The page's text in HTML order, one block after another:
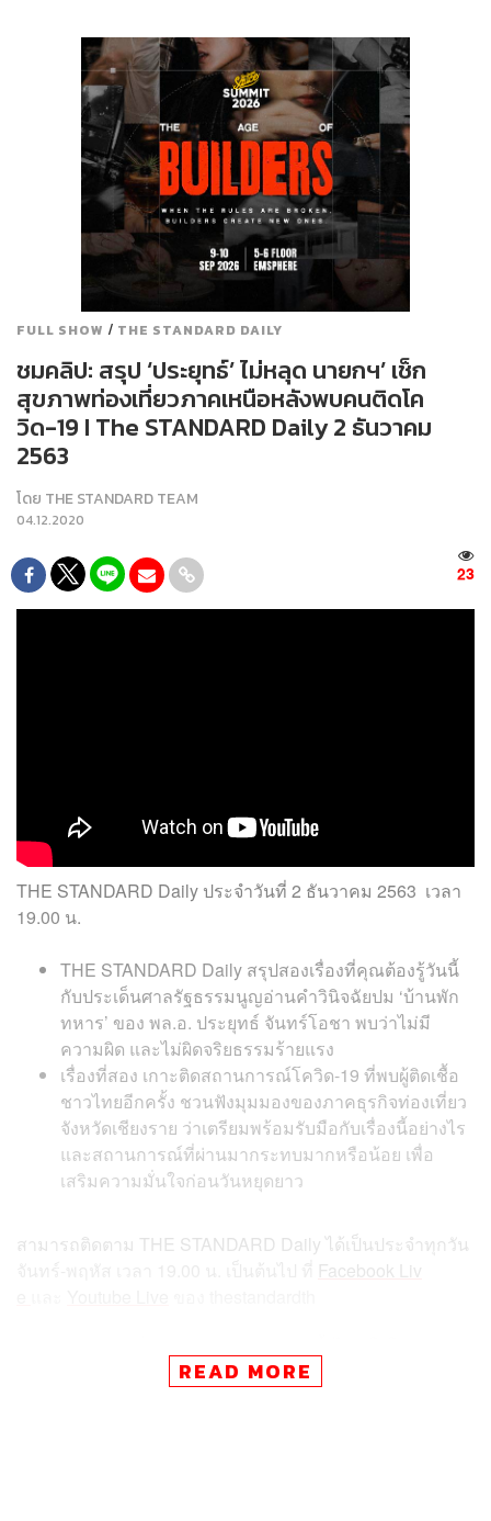
FULL SHOW / THE STANDARD DAILY
ชมคลิป: สรุป ‘ประยุทธ์’ ไม่หลุด นายกฯ’ เช็ก
สุขภาพท่องเที่ยวภาคเหนือหลังพบคนติดโค
วิด-19 I The STANDARD Daily 2 ธันวาคม
2563
โดย THE STANDARD TEAM
04.12.2020
23
THE STANDARD Daily ประจำวันที่ 2 ธันวาคม 2563 เวลา
19.00 น.
THE STANDARD Daily สรุปสองเรื่องที่คุณต้องรู้วันนี้
กับประเด็นศาลรัฐธรรมนูญอ่านคำวินิจฉัยปม ‘บ้านพัก
ทหาร’ ของ พล.อ. ประยุทธ์ จันทร์โอชา พบว่าไม่มี
ความผิด และไม่ผิดจริยธรรมร้ายแรง
เรื่องที่สอง เกาะติดสถานการณ์โควิด-19 ที่พบผู้ติดเชื้อ
ชาวไทยอีกครั้ง ชวนฟังมุมมองของภาคธุรกิจท่องเที่ยว
จังหวัดเชียงราย ว่าเตรียมพร้อมรับมือกับเรื่องนี้อย่างไร
และสถานการณ์ที่ผ่านมากระทบมากหรือน้อย เพื่อ
เสริมความมั่นใจก่อนวันหยุดยาว
สามารถติดตาม THE STANDARD Daily ได้เป็นประจำทุกวัน
Facebook Liv
บ้านพักทหาร
ประยุทธ์ จันทร์โอชา
เชียงราย
READ MORE